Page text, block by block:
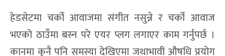
हेडसेटमा चर्को आवाजमा संगीत नसुन्ने र चर्को आवाज
भएको ठाउँमा बस्न परे एयर प्लग लगाएर काम गर्नुपर्छ ।
कानमा कुनै पनि समस्या देखिएमा जथाभावी औषधि प्रयोग